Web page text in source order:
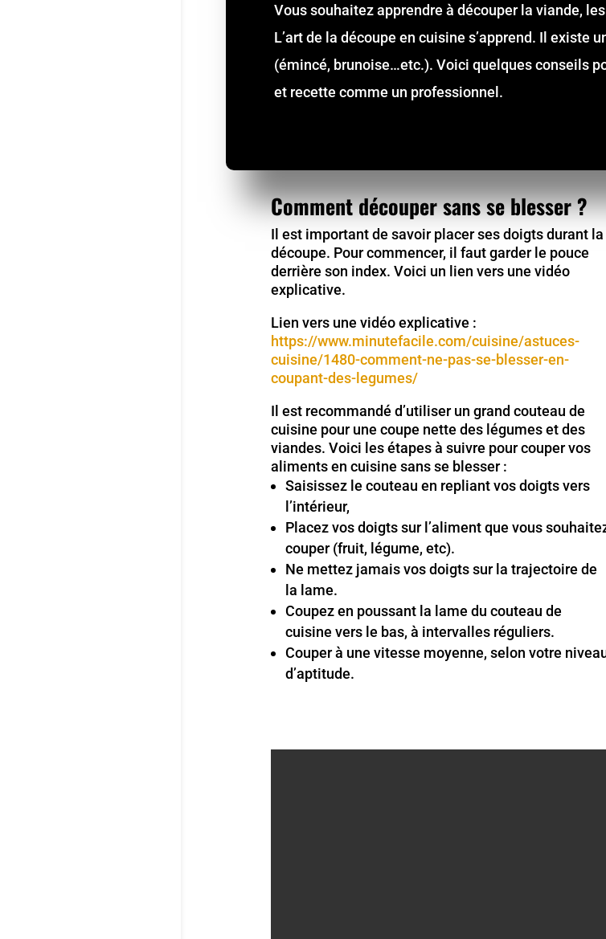
Vous souhaitez apprendre à découper la viande,
L’art de la découpe en cuisine s’apprend. Il existe
(émincé, brunoise…etc.). Voici quelques conseils
et recette comme un professionnel.
Comment découper sans se blesser ?
Il est important de savoir placer ses doigts durant la
découpe. Pour commencer, il faut garder le pouce
derrière son index. Voici un lien vers une vidéo
explicative.
Lien vers une vidéo explicative :
https://www.minutefacile.com/cuisine/astuces-
cuisine/1480-comment-ne-pas-se-blesser-en-
coupant-des-legumes/
Il est recommandé d’utiliser un grand couteau de
cuisine pour une coupe nette des légumes et des
viandes. Voici les étapes à suivre pour couper vos
aliments en cuisine sans se blesser :
Saisissez le couteau en repliant vos doigts vers
l’intérieur,
Placez vos doigts sur l’aliment que vous
couper (fruit, légume, etc).
Ne mettez jamais vos doigts sur la trajectoire de
la lame.
Coupez en poussant la lame du couteau de
cuisine vers le bas, à intervalles réguliers.
Couper à une vitesse moyenne, selon votre
d’aptitude.